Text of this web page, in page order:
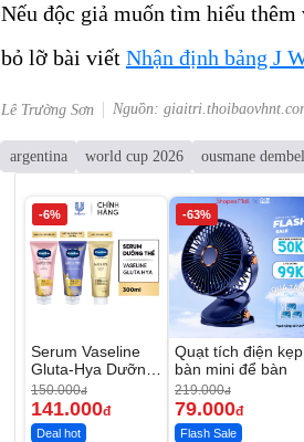
Nếu độc giả muốn tìm hiểu thêm
bỏ lỡ bài viết Nhận định bảng J
Lê Trường Sơn Nguồn:
argentina world cup 2026 ousmane
-6%
Serum Vaseline
Gluta-Hya Dưỡng
Da Sáng Mịn Sau
7 Ngày
150.000đ
141.000đ
Deal hot
-63%
Quạt tích điện kẹp
bàn mini để bàn
219.000đ
79.000đ
Flash Sale